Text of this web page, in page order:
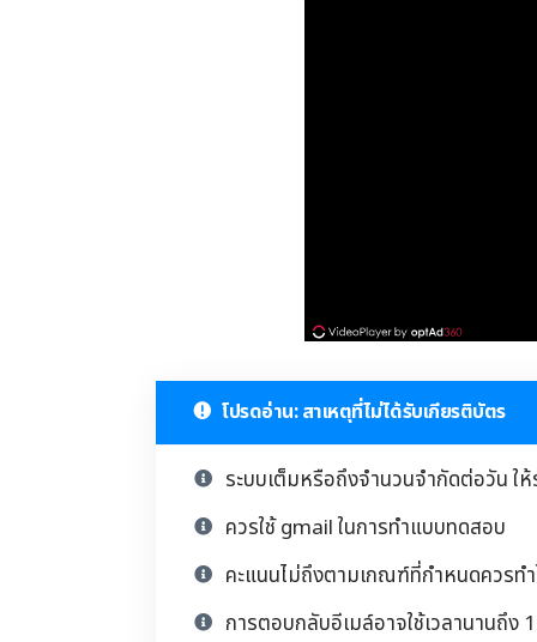
โปรดอ่าน: สาเหตุที่ไม่ได้รับเกียรติบัตร
ระบบเต็มหรือถึงจำนวนจำกัดต่อวัน ใ
ควรใช้ gmail ในการทำแบบทดสอบ
คะแนนไม่ถึงตามเกณฑ์ที่กำหนดควรทำ
การตอบกลับอีเมล์อาจใช้เวลานานถึง